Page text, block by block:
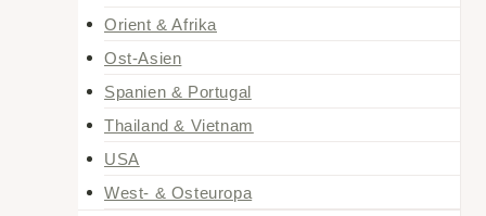
Orient & Afrika
Ost-Asien
Spanien & Portugal
Thailand & Vietnam
USA
West- & Osteuropa